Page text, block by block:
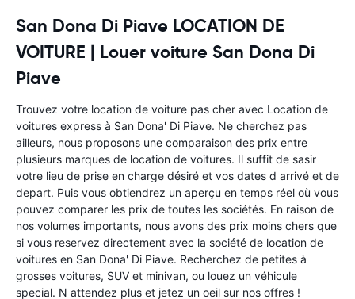
San Dona Di Piave LOCATION DE
VOITURE | Louer voiture San Dona Di
Piave
Trouvez votre location de voiture pas cher avec Location de
voitures express à San Dona' Di Piave. Ne cherchez pas
ailleurs, nous proposons une comparaison des prix entre
plusieurs marques de location de voitures. Il suffit de sasir
votre lieu de prise en charge désiré et vos dates d arrivé et de
depart. Puis vous obtiendrez un aperçu en temps réel où vous
pouvez comparer les prix de toutes les sociétés. En raison de
nos volumes importants, nous avons des prix moins chers que
si vous reservez directement avec la société de location de
voitures en San Dona' Di Piave. Recherchez de petites à
grosses voitures, SUV et minivan, ou louez un véhicule
special. N attendez plus et jetez un oeil sur nos offres !